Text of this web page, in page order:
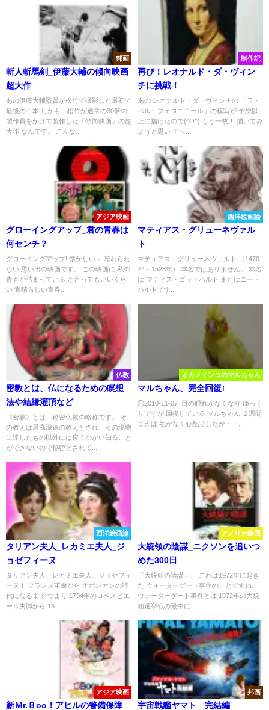
邦画
斬人斬馬剣_伊藤大輔の傾向映画
超大作
あの伊藤大輔監督が松竹で撮影した最初で
最後の１本 しかも、松竹が通常の30倍の
製作費をかけて製作した「傾向映画」の超
大作 なんです。 こんな...
制作記
再び！レオナルド・ダ・ヴィン
チに挑戦！
あの レオナルド・ダ・ヴィンチの 「ラ・
ベル・フェロニエール」の模写が 予想以
上に描けたので(^O^) もう一枚！ 描いてみ
ようと思い デッ...
アジア映画
グローイングアップ_君の青春は
何センチ？
グローイングアップ! 懐かしい～ 忘れられ
ない 思い出の映画です。 この映画に 私の
青春が詰まっている と言ってもいいくら
い 素晴らしい青春...
西洋絵画論
マティアス・グリューネヴァル
ト
マティアス・グリューネヴァルト （1470-
74～1528年） 本名ではありません。 本名
は マティス・ゴットハルト またはニート
ハルトです...
仏教
密教とは、仏になるための瞑想
法や結縁灌頂など
《密教》とは、秘密仏教の略称です。 そ
の教えは最高深遠の教えとされ、その境地
に達したもの以外には窺うかがい知ること
ができないので秘密とされて...
オカメインコのマルちゃん
マルちゃん、完全回復↑
⏲2010-11-07 目の腫れがなくなり ゆっく
りですが 回復している マルちゃん ２週間
まえは 毛がなく心配でしたが・・...
西洋絵画論
タリアン夫人_レカミエ夫人_ジ
ョゼフィーヌ
タリアン夫人、レカミエ夫人、ジョゼフィ
ーヌ！ フランス革命から ナポレオンの時
代になるまで つまり 1794年のロペスピエ
ール失脚から 18...
アメリカ映画
大統領の陰謀_ニクソンを追いつ
めた300日
『大統領の陰謀』、 これは1972年に起き
た ウォーターゲート事件のことですね。
ウォーターゲート事件とは 1972年の大統
領選挙戦の最中に...
アジア映画
新Ｍr.Ｂoo！アヒルの警備保障_
邦画
宇宙戦艦ヤマト 完結編